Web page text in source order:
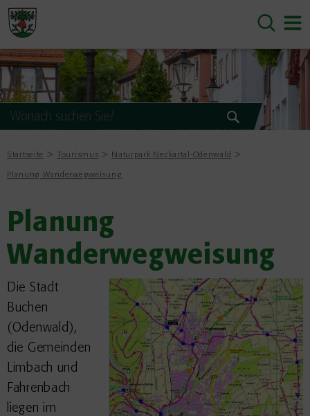
Startseite Tourismus Naturpark Neckartal-Odenwald
Planung Wanderwegweisung
Planung
Wanderwegweisung
Die Stadt
Buchen
(Odenwald),
die Gemeinden
Limbach und
Fahrenbach
liegen im